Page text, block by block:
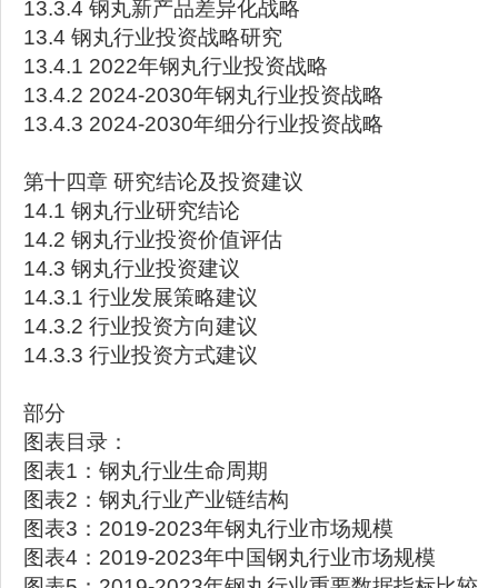
13.3.4 钢丸新产品差异化战略
13.4 钢丸行业投资战略研究
13.4.1 2022年钢丸行业投资战略
13.4.2 2024-2030年钢丸行业投资战略
13.4.3 2024-2030年细分行业投资战略
第十四章 研究结论及投资建议
14.1 钢丸行业研究结论
14.2 钢丸行业投资价值评估
14.3 钢丸行业投资建议
14.3.1 行业发展策略建议
14.3.2 行业投资方向建议
14.3.3 行业投资方式建议
部分
图表目录：
图表1：钢丸行业生命周期
图表2：钢丸行业产业链结构
图表3：2019-2023年钢丸行业市场规模
图表4：2019-2023年中国钢丸行业市场规模